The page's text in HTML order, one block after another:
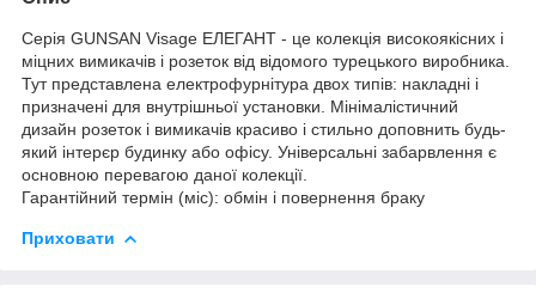
Серія GUNSAN Visage ЕЛЕГАНТ - це колекція високоякісних і
міцних вимикачів і розеток від відомого турецького виробника.
Тут представлена ​​електрофурнітура двох типів: накладні і
призначені для внутрішньої установки. Мінімалістичний
дизайн розеток і вимикачів красиво і стильно доповнить будь-
який інтерєр будинку або офісу. Універсальні забарвлення є
основною перевагою даної колекції.
Гарантійний термін (міс): обмін і повернення браку
Приховати